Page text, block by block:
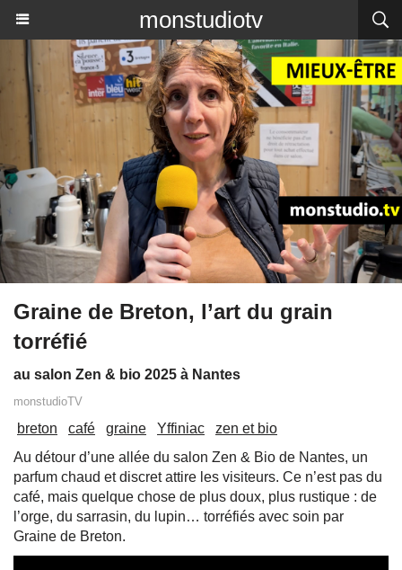
monstudiotv
Graine de Breton, l’art du grain
torréfié
au salon Zen & bio 2025 à Nantes
monstudioTV
breton café graine Yffiniac
zen et bio
Au détour d’une allée du salon Zen & Bio de Nantes, un
parfum chaud et discret attire les visiteurs. Ce n’est pas du
café, mais quelque chose de plus doux, plus rustique : de
l’orge, du sarrasin, du lupin… torréfiés avec soin par
Graine de Breton.